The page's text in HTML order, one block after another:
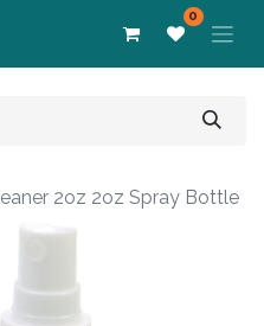
0
2oz 2oz Spray Bottle